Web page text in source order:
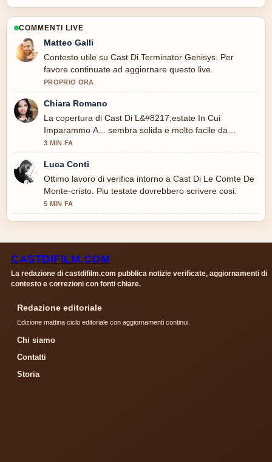
COMMENTI LIVE
Matteo Galli
Contesto utile su Cast Di Terminator Genisys. Per
favore continuate ad aggiornare questo live.
PROPRIO ORA
Chiara Romano
La copertura di Cast Di L&#8217;estate In Cui
Imparammo A... sembra solida e molto facile da
seguire.
3 MIN FA
Luca Conti
Ottimo lavoro di verifica intorno a Cast Di Le Comte De
Monte-cristo. Piu testate dovrebbero scrivere cosi.
5 MIN FA
CASTDIFILM.COM
La redazione di castdifilm.com pubblica notizie verificate, aggiornamenti di
contesto e correzioni con fonti chiare.
Redazione editoriale
Edizione mattina ciclo editoriale con aggiornamenti continui.
Chi siamo
Contatti
Storia